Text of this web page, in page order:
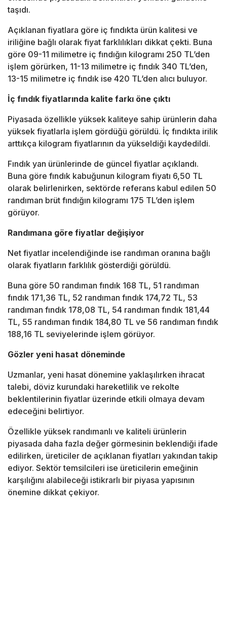
taşıdı.
Açıklanan fiyatlara göre iç fındıkta ürün kalitesi ve
iriliğine bağlı olarak fiyat farklılıkları dikkat çekti. Buna
göre 09-11 milimetre iç fındığın kilogramı 250 TL’den
işlem görürken, 11-13 milimetre iç fındık 340 TL’den,
13-15 milimetre iç fındık ise 420 TL’den alıcı buluyor.
İç fındık fiyatlarında kalite farkı öne çıktı
Piyasada özellikle yüksek kaliteye sahip ürünlerin daha
yüksek fiyatlarla işlem gördüğü görüldü. İç fındıkta irilik
arttıkça kilogram fiyatlarının da yükseldiği kaydedildi.
Fındık yan ürünlerinde de güncel fiyatlar açıklandı.
Buna göre fındık kabuğunun kilogram fiyatı 6,50 TL
olarak belirlenirken, sektörde referans kabul edilen 50
randıman brüt fındığın kilogramı 175 TL’den işlem
görüyor.
Randımana göre fiyatlar değişiyor
Net fiyatlar incelendiğinde ise randıman oranına bağlı
olarak fiyatların farklılık gösterdiği görüldü.
Buna göre 50 randıman fındık 168 TL, 51 randıman
fındık 171,36 TL, 52 randıman fındık 174,72 TL, 53
randıman fındık 178,08 TL, 54 randıman fındık 181,44
TL, 55 randıman fındık 184,80 TL ve 56 randıman fındık
188,16 TL seviyelerinde işlem görüyor.
Gözler yeni hasat döneminde
Uzmanlar, yeni hasat dönemine yaklaşılırken ihracat
talebi, döviz kurundaki hareketlilik ve rekolte
beklentilerinin fiyatlar üzerinde etkili olmaya devam
edeceğini belirtiyor.
Özellikle yüksek randımanlı ve kaliteli ürünlerin
piyasada daha fazla değer görmesinin beklendiği ifade
edilirken, üreticiler de açıklanan fiyatları yakından takip
ediyor. Sektör temsilcileri ise üreticilerin emeğinin
karşılığını alabileceği istikrarlı bir piyasa yapısının
önemine dikkat çekiyor.